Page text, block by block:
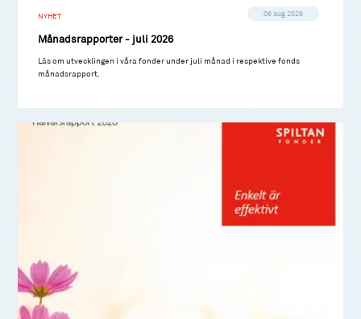
NYHET 06 aug 2026
Månadsrapporter - juli 2026
Läs om utvecklingen i våra fonder under juli månad i respektive fonds
månadsrapport.